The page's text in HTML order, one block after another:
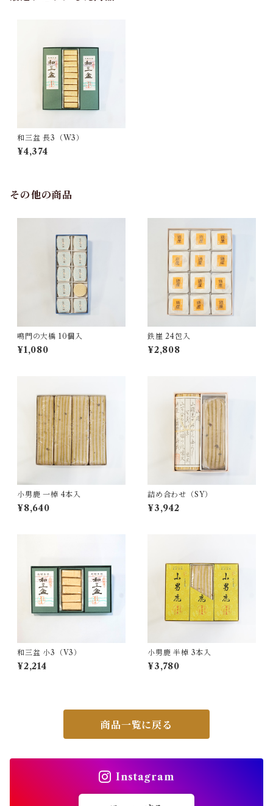
和三盆 長3（W3）
¥4,374
その他の商品
鳴門の大橋 10個入
¥1,080
鉄崖 24包入
¥2,808
小男鹿 一棹 4本入
¥8,640
詰め合わせ（SY）
¥3,942
和三盆 小3（V3）
¥2,214
小男鹿 半棹 3本入
¥3,780
商品一覧に戻る
Instagram